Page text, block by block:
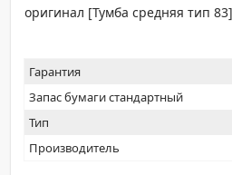
оригинал [Тумба средняя тип
Гарантия
Запас бумаги стандартный
Тип
Производитель